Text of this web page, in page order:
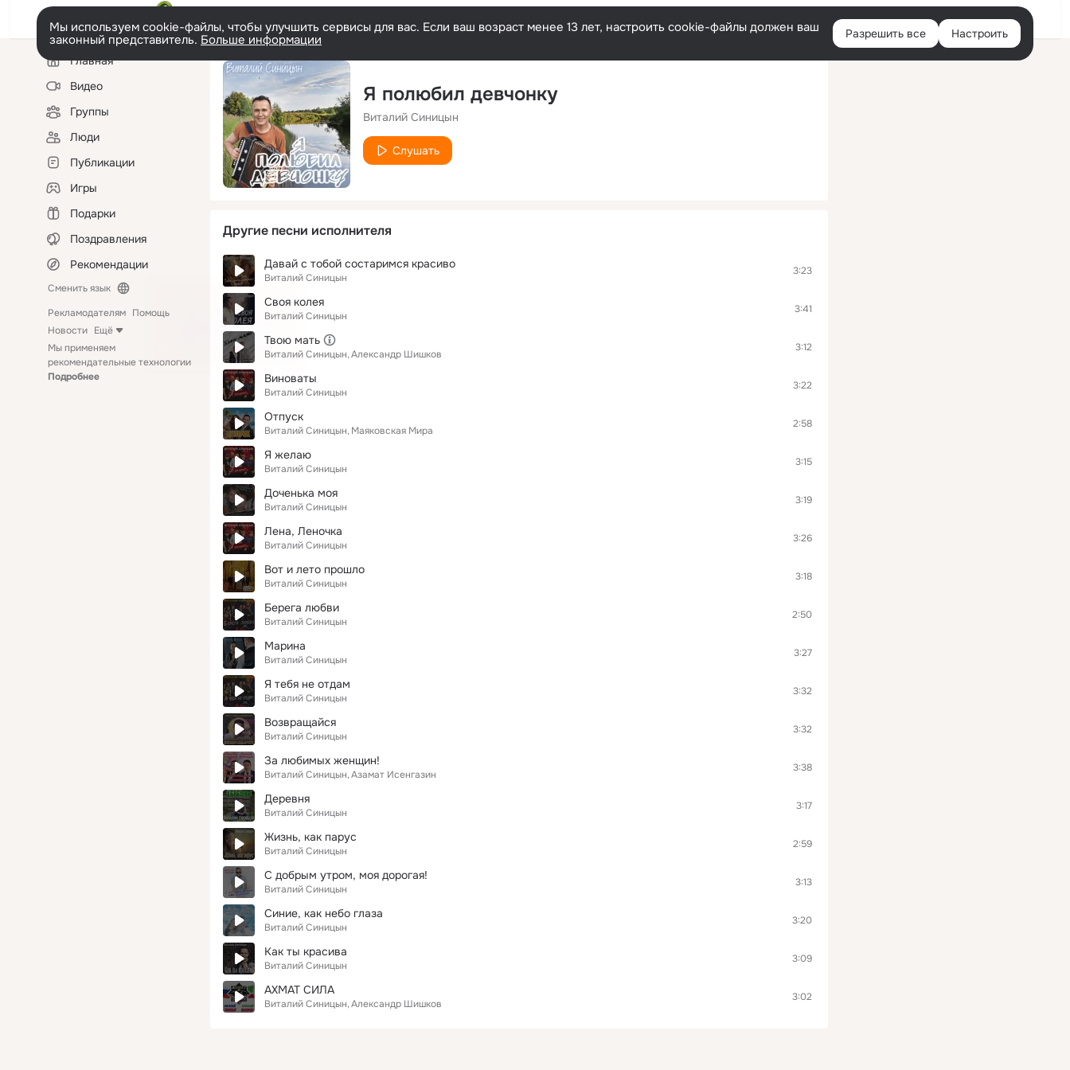
Войти
Мы используем cookie-файлы, чтобы улучшить сервисы для вас. Если ваш возраст менее 13 лет, настроить cookie-файлы должен ваш
законный представитель. Больше информации Разрешить все Настроить
Левая
колонкаГлавная
Видео
Группы
Люди
Публикации
Игры
Подарки
Поздравления
Рекомендации
Сменить язык
Рекламодателям Помощь
Новости Ещё
Мы применяем
рекомендательные технологии
Подробнее
Я полюбил девчонку
Виталий Синицын
Слушать
Другие песни исполнителя
Давай с тобой состаримся красиво
Виталий Синицын
3:23
Своя колея
Виталий Синицын
3:41
Твою мать
Виталий Синицын Александр Шишков
3:12
Виноваты
Виталий Синицын
3:22
Отпуск
Виталий Синицын Маяковская Мира
2:58
Я желаю
Виталий Синицын
3:15
Доченька моя
Виталий Синицын
3:19
Лена, Леночка
Виталий Синицын
3:26
Вот и лето прошло
Виталий Синицын
3:18
Берега любви
Виталий Синицын
2:50
Марина
Виталий Синицын
3:27
Я тебя не отдам
Виталий Синицын
3:32
Возвращайся
Виталий Синицын
3:32
За любимых женщин!
Виталий Синицын Азамат Исенгазин
3:38
Деревня
Виталий Синицын
3:17
Жизнь, как парус
Виталий Синицын
2:59
С добрым утром, моя дорогая!
Виталий Синицын
3:13
Синие, как небо глаза
Виталий Синицын
3:20
Как ты красива
Виталий Синицын
3:09
АХМАТ СИЛА
Виталий Синицын Александр Шишков
3:02